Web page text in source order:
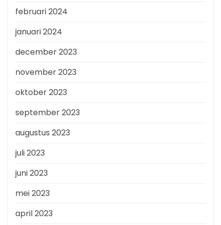
februari 2024
januari 2024
december 2023
november 2023
oktober 2023
september 2023
augustus 2023
juli 2023
juni 2023
mei 2023
april 2023